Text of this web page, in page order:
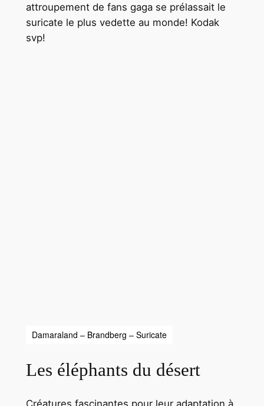
attroupement de fans gaga se prélassait le
suricate le plus vedette au monde! Kodak
svp!
Damaraland – Brandberg – Suricate
Les éléphants du désert